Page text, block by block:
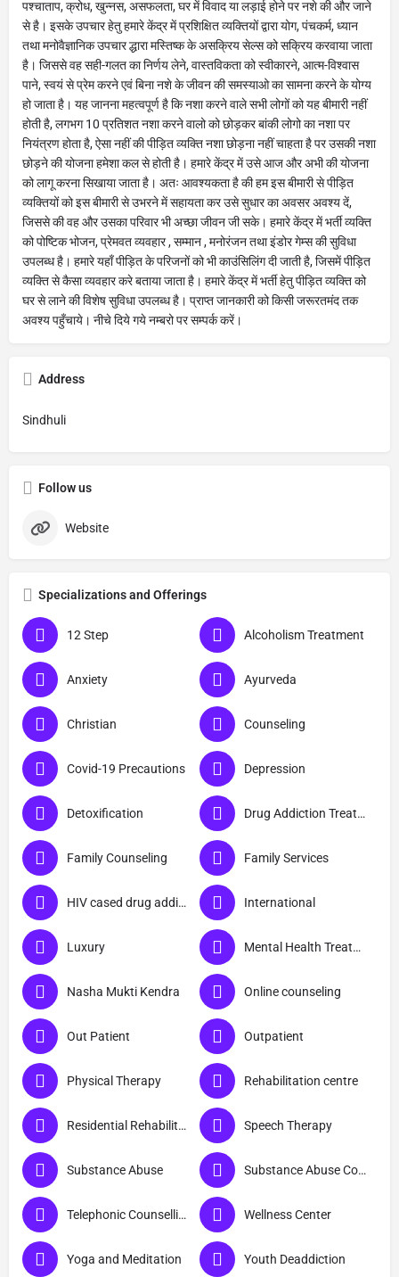
पश्चाताप, क्रोध, खुन्नस, असफलता, घर में विवाद या लड़ाई होने पर नशे की और जाने
से है। इसके उपचार हेतु हमारे केंद्र में प्रशिक्षित व्यक्तियों द्वारा योग, पंचकर्म, ध्यान
तथा मनोवैज्ञानिक उपचार द्धारा मस्तिष्क के असक्रिय सेल्स को सक्रिय करवाया जाता
है। जिससे वह सही-गलत का निर्णय लेने, वास्तविकता को स्वीकारने, आत्म-विश्वास
पाने, स्वयं से प्रेम करने एवं बिना नशे के जीवन की समस्याओ का सामना करने के योग्य
हो जाता है। यह जानना महत्वपूर्ण है कि नशा करने वाले सभी लोगों को यह बीमारी नहीं
होती है, लगभग 10 प्रतिशत नशा करने वालो को छोड़कर बांकी लोगो का नशा पर
नियंत्रण होता है, ऐसा नहीं की पीड़ित व्यक्ति नशा छोड़ना नहीं चाहता है पर उसकी नशा
छोड़ने की योजना हमेशा कल से होती है। हमारे केंद्र में उसे आज और अभी की योजना
को लागू करना सिखाया जाता है। अतः आवश्यकता है की हम इस बीमारी से पीड़ित
व्यक्तियों को इस बीमारी से उभरने में सहायता कर उसे सुधार का अवसर अवश्य दें,
जिससे की वह और उसका परिवार भी अच्छा जीवन जी सके। हमारे केंद्र में भर्ती व्यक्ति
को पोष्टिक भोजन, प्रेमवत व्यवहार , सम्मान , मनोरंजन तथा इंडोर गेम्स की सुविधा
उपलब्ध है। हमारे यहाँ पीड़ित के परिजनों को भी काउंसिलिंग दी जाती है, जिसमें पीड़ित
व्यक्ति से कैसा व्यवहार करे बताया जाता है। हमारे केंद्र में भर्ती हेतु पीड़ित व्यक्ति को
घर से लाने की विशेष सुविधा उपलब्ध है। प्राप्त जानकारी को किसी जरूरतमंद तक
अवश्य पहुँचाये। नीचे दिये गये नम्बरो पर सम्पर्क करें।
Address
Sindhuli
Follow us
Website
Specializations and Offerings
12 Step Alcoholism Treatment
Anxiety Ayurveda
Christian Counseling
Covid-19 Precautions Depression
Detoxification Drug Addiction Treatment
Family Counseling Family Services
HIV cased drug addicts International
Luxury Mental Health Treatment
Nasha Mukti Kendra Online counseling
Out Patient Outpatient
Physical Therapy Rehabilitation centre
Residential Rehabilitation Speech Therapy
Substance Abuse Substance Abuse Counselling
Telephonic Counselling Wellness Center
Yoga and Meditation Youth Deaddiction